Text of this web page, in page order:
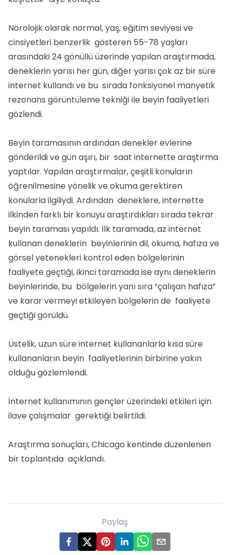
Nörolojik olarak normal, yaş, eğitim seviyesi ve
cinsiyetleri benzerlik gösteren 55-78 yaşları
arasındaki 24 gönüllü üzerinde yapılan araştırmada,
deneklerin yarısı her gün, diğer yarısı çok az bir süre
internet kullandı ve bu sırada fonksiyonel manyetik
rezonans görüntüleme tekniği ile beyin faaliyetleri
gözlendi.
Beyin taramasının ardından denekler evlerine
gönderildi ve gün aşırı, bir saat internette araştırma
yaptılar. Yapılan araştırmalar, çeşitli konuların
öğrenilmesine yönelik ve okuma gerektiren
konularla ilgiliydi. Ardından deneklere, internette
ilkinden farklı bir konuyu araştırdıkları sırada tekrar
beyin taraması yapıldı. İlk taramada, az internet
kullanan deneklerin beyinlerinin dil, okuma, hafıza ve
görsel yetenekleri kontrol eden bölgelerinin
faaliyete geçtiği, ikinci taramada ise aynı deneklerin
beyinlerinde, bu bölgelerin yanı sıra “çalışan hafıza”
ve karar vermeyi etkileyen bölgelerin de faaliyete
geçtiği görüldü.
Üstelik, uzun süre internet kullananlarla kısa süre
kullananların beyin faaliyetlerinin birbirine yakın
olduğu gözlemlendi.
İnternet kullanımının gençler üzerindeki etkileri için
ilave çalışmalar gerektiği belirtildi.
Araştırma sonuçları, Chicago kentinde düzenlenen
bir toplantıda açıklandı.
Paylaş